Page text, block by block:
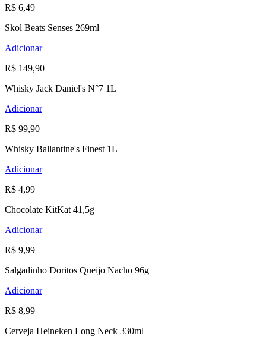
R$ 6,49
Skol Beats Senses 269ml
Adicionar
R$ 149,90
Whisky Jack Daniel's N°7 1L
Adicionar
R$ 99,90
Whisky Ballantine's Finest 1L
Adicionar
R$ 4,99
Chocolate KitKat 41,5g
Adicionar
R$ 9,99
Salgadinho Doritos Queijo Nacho 96g
Adicionar
R$ 8,99
Cerveja Heineken Long Neck 330ml